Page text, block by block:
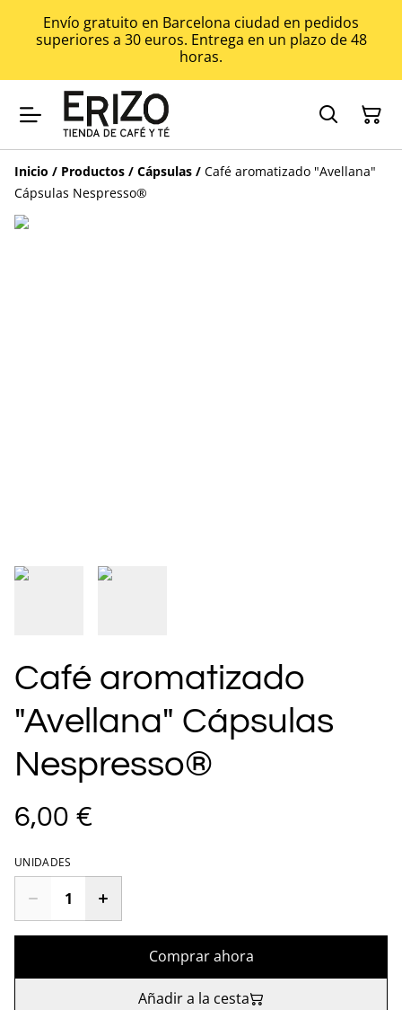
Envío gratuito en Barcelona ciudad en pedidos
superiores a 30 euros. Entrega en un plazo de 48
horas.
Inicio / Productos / Cápsulas / Café aromatizado "Avellana"
Cápsulas Nespresso®
Café aromatizado
"Avellana" Cápsulas
Nespresso®
6,00 €
UNIDADES
Comprar ahora
Añadir a la cesta